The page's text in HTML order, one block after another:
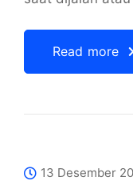
Read more
13 Desember